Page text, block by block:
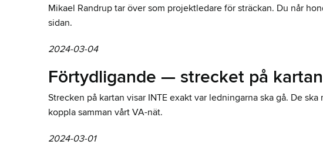
Mikael Randrup tar över som projektledare för sträckan. Du når
sidan.
2024-03-04
Förtydligande — strecket på kartan
Strecken på kartan visar INTE exakt var ledningarna ska gå. De
koppla samman vårt VA-nät.
2024-03-01